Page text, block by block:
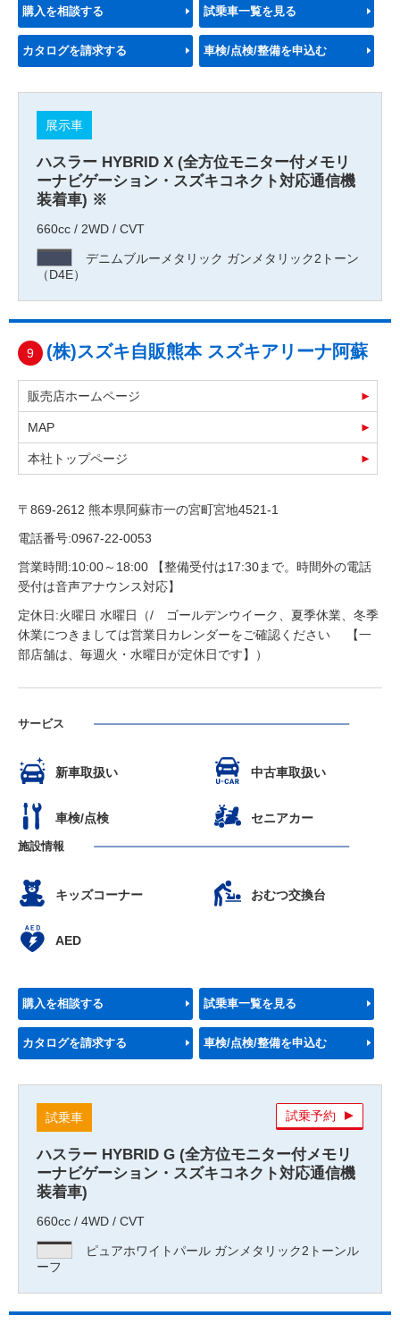
購入を相談する 試乗車一覧を見る
カタログを請求する 車検/点検/整備を申込む
展示車
ハスラー HYBRID X (全方位モニター付メモリ
ーナビゲーション・スズキコネクト対応通信機
装着車) ※
660cc / 2WD / CVT
デニムブルーメタリック ガンメタリック2トーン
（D4E）
9 (株)スズキ自販熊本 スズキアリーナ阿蘇
販売店ホームページ
MAP
本社トップページ
〒869-2612 熊本県阿蘇市一の宮町宮地4521-1
電話番号:0967-22-0053
営業時間:10:00～18:00 【整備受付は17:30まで。時間外の電話
受付は音声アナウンス対応】
定休日:火曜日 水曜日（/ ゴールデンウイーク、夏季休業、冬季
休業につきましては営業日カレンダーをご確認ください 【一
部店舗は、毎週火・水曜日が定休日です】）
サービス
新車取扱い 中古車取扱い
車検/点検 セニアカー
施設情報
キッズコーナー おむつ交換台
AED
購入を相談する 試乗車一覧を見る
カタログを請求する 車検/点検/整備を申込む
試乗車
ハスラー HYBRID G (全方位モニター付メモリ
ーナビゲーション・スズキコネクト対応通信機
装着車)
660cc / 4WD / CVT
ピュアホワイトパール ガンメタリック2トーンル
ーフ
試乗予約